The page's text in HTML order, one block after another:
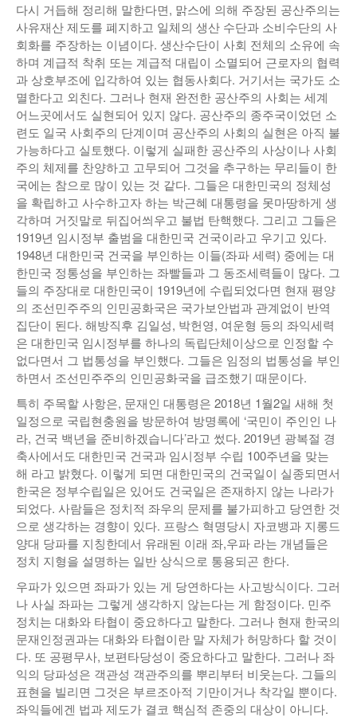
다시 거듭해 정리해 말한다면, 맑스에 의해 주장된 공산주의는
사유재산 제도를 폐지하고 일체의 생산 수단과 소비수단의 사
회화를 주장하는 이념이다. 생산수단이 사회 전체의 소유에 속
하며 계급적 착취 또는 계급적 대립이 소멸되어 근로자의 협력
과 상호부조에 입각하여 있는 협동사회다. 거기서는 국가도 소
멸한다고 외친다. 그러나 현재 완전한 공산주의 사회는 세계
어느곳에서도 실현되어 있지 않다. 공산주의 종주국이었던 소
련도 일국 사회주의 단계이며 공산주의 사회의 실현은 아직 불
가능하다고 실토했다. 이렇게 실패한 공산주의 사상이나 사회
주의 체제를 찬양하고 고무되어 그것을 추구하는 무리들이 한
국에는 참으로 많이 있는 것 같다. 그들은 대한민국의 정체성
을 확립하고 사수하고자 하는 박근혜 대통령을 못마땅하게 생
각하며 거짓말로 뒤집어씌우고 불법 탄핵했다. 그리고 그들은
1919년 임시정부 출범을 대한민국 건국이라고 우기고 있다.
1948년 대한민국 건국을 부인하는 이들(좌파 세력) 중에는 대
한민국 정통성을 부인하는 좌빨들과 그 동조세력들이 많다. 그
들의 주장대로 대한민국이 1919년에 수립되었다면 현재 평양
의 조선민주주의 인민공화국은 국가보안법과 관계없이 반역
집단이 된다. 해방직후 김일성, 박헌영, 여운형 등의 좌익세력
은 대한민국 임시정부를 하나의 독립단체이상으로 인정할 수
없다면서 그 법통성을 부인했다. 그들은 임정의 법통성을 부인
하면서 조선민주주의 인민공화국을 급조했기 때문이다.
특히 주목할 사항은, 문재인 대통령은 2018년 1월2일 새해 첫
일정으로 국립현충원을 방문하여 방명록에 ‘국민이 주인인 나
라, 건국 백년을 준비하겠습니다’라고 썼다. 2019년 광복절 경
축사에서도 대한민국 건국과 임시정부 수립 100주년을 맞는
해 라고 밝혔다. 이렇게 되면 대한민국의 건국일이 실종되면서
한국은 정부수립일은 있어도 건국일은 존재하지 않는 나라가
되었다. 사람들은 정치적 좌우의 문제를 불가피하고 당연한 것
으로 생각하는 경향이 있다. 프랑스 혁명당시 자코뱅과 지롱드
양대 당파를 지칭한데서 유래된 이래 좌,우파 라는 개념들은
정치 지형을 설명하는 일반 상식으로 통용되곤 한다.
우파가 있으면 좌파가 있는 게 당연하다는 사고방식이다. 그러
나 사실 좌파는 그렇게 생각하지 않는다는 게 함정이다. 민주
정치는 대화와 타협이 중요하다고 말한다. 그러나 현재 한국의
문재인정권과는 대화와 타협이란 말 자체가 허망하다 할 것이
다. 또 공평무사, 보편타당성이 중요하다고 말한다. 그러나 좌
익의 당파성은 객관성 객관주의를 뿌리부터 비웃는다. 그들의
표현을 빌리면 그것은 부르조아적 기만이거나 착각일 뿐이다.
좌익들에겐 법과 제도가 결코 핵심적 존중의 대상이 아니다.